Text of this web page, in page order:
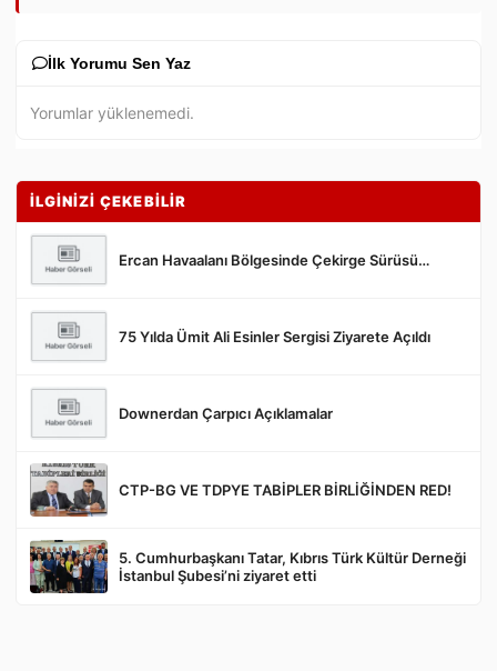
İlk Yorumu Sen Yaz
Gönder
Yorumlar yüklenemedi.
İLGİNİZİ ÇEKEBİLİR
Ercan Havaalanı Bölgesinde Çekirge Sürüsü…
75 Yılda Ümit Ali Esinler Sergisi Ziyarete Açıldı
Downerdan Çarpıcı Açıklamalar
CTP-BG VE TDPYE TABİPLER BİRLİĞİNDEN RED!
5. Cumhurbaşkanı Tatar, Kıbrıs Türk Kültür Derneği
İstanbul Şubesi’ni ziyaret etti